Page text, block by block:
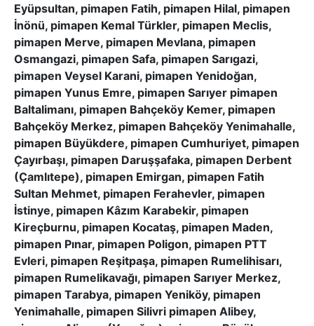
Eyüpsultan, pimapen Fatih, pimapen Hilal, pimapen
İnönü, pimapen Kemal Türkler, pimapen Meclis,
pimapen Merve, pimapen Mevlana, pimapen
Osmangazi, pimapen Safa, pimapen Sarıgazi,
pimapen Veysel Karani, pimapen Yenidoğan,
pimapen Yunus Emre, pimapen Sarıyer pimapen
Baltalimanı, pimapen Bahçeköy Kemer, pimapen
Bahçeköy Merkez, pimapen Bahçeköy Yenimahalle,
pimapen Büyükdere, pimapen Cumhuriyet, pimapen
Çayırbaşı, pimapen Daruşşafaka, pimapen Derbent
(Çamlıtepe), pimapen Emirgan, pimapen Fatih
Sultan Mehmet, pimapen Ferahevler, pimapen
İstinye, pimapen Kâzım Karabekir, pimapen
Kireçburnu, pimapen Kocataş, pimapen Maden,
pimapen Pınar, pimapen Poligon, pimapen PTT
Evleri, pimapen Reşitpaşa, pimapen Rumelihisarı,
pimapen Rumelikavağı, pimapen Sarıyer Merkez,
pimapen Tarabya, pimapen Yeniköy, pimapen
Yenimahalle, pimapen Silivri pimapen Alibey,